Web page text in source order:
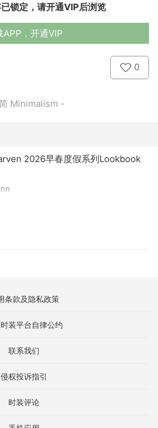
锁定，请开通VIP后浏览
APP，开通VIP
0
Minimalism -
2026早春度假系列Lookbook
条款及隐私政策
装平台自律公约
联系我们
侵权投诉指引
时装评论